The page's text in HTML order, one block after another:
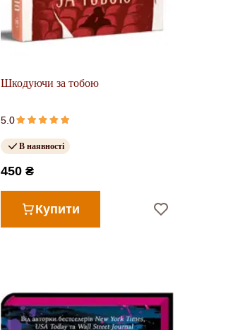
Шкодуючи за тобою
5.0
В наявності
450 ₴
Купити